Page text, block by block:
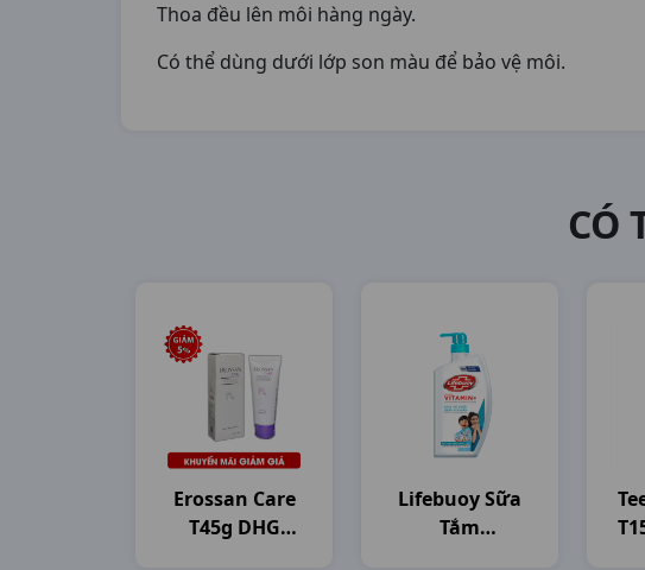
Thoa đều lên môi hàng ngày.
Có thể dùng dưới lớp son màu để bảo vệ môi.
CÓ
Erossan Care
T45g DHG
Lifebuoy Sữa
Tắm